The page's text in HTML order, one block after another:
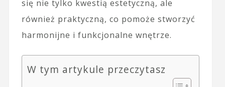
się nie tylko kwestią estetyczną, ale
również praktyczną, co pomoże stworzyć
harmonijne i funkcjonalne wnętrze.
W tym artykule przeczytasz